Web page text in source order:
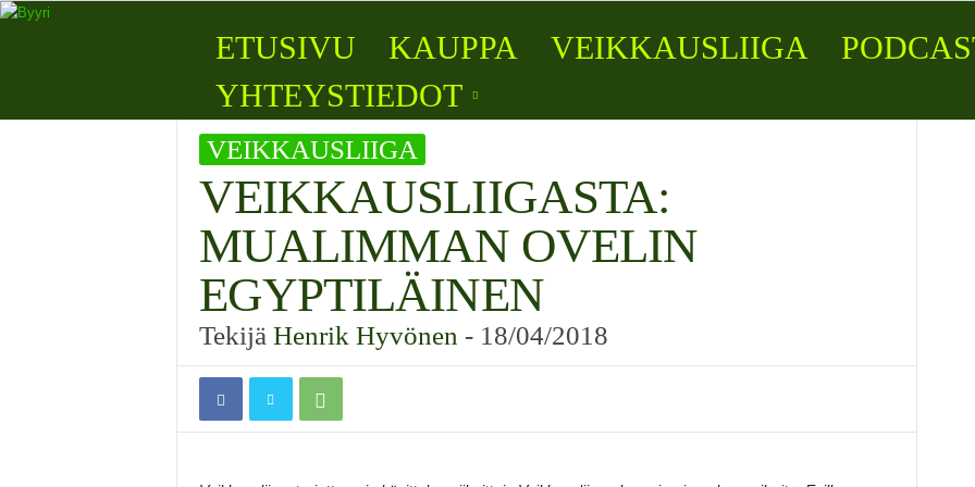
ETUSIVU KAUPPA VEIKKAUSLIIGA
YHTEYSTIEDOT
VEIKKAUSLIIGA
VEIKKAUSLIIGASTA:
MUALIMMAN OVELIN
EGYPTILÄINEN
Tekijä Henrik Hyvönen - 18/04/2018